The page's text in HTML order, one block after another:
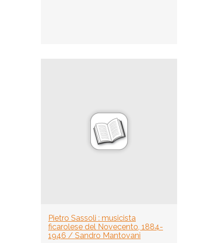
Pietro Sassoli : musicista
ficarolese del Novecento, 1884-
1946 / Sandro Mantovani